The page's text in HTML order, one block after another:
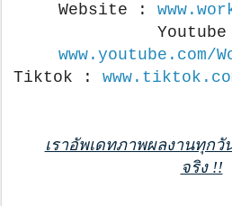
Website :
www.youtube.com/
Tiktok :
เราอัพเดทภาพผลงานทุก
จริง !!